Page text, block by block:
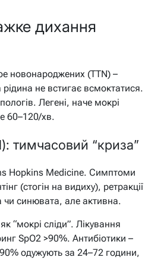
дихання
новонароджених (TTN) –
не встигає всмоктатися.
Легені, наче мокрі
60–120/хв.
тимчасовий “криза”
Hopkins Medicine. Симптоми
(стогін на видиху), ретракції
чи синювата, але активна.
“мокрі сліди”. Лікування
SpO2 >90%. Антибіотики –
одужують за 24–72 години,